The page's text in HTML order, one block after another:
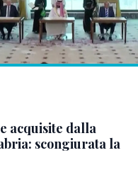
acquisite dalla
scongiurata la